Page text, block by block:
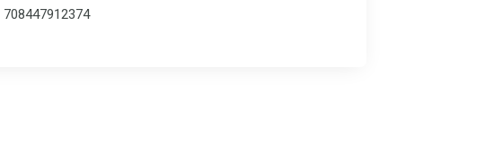
708447912374